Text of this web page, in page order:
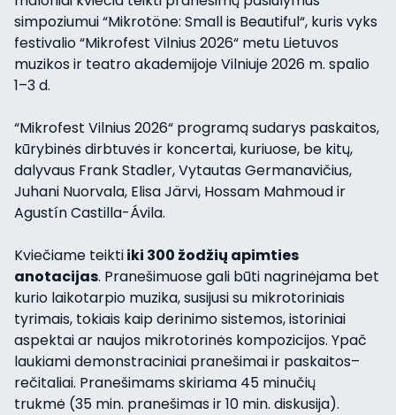
simpoziumui “Mikrotöne: Small is Beautiful“, kuris vyks
festivalio “Mikrofest Vilnius 2026“ metu Lietuvos
muzikos ir teatro akademijoje Vilniuje 2026 m. spalio
1–3 d.
“Mikrofest Vilnius 2026“ programą sudarys paskaitos,
kūrybinės dirbtuvės ir koncertai, kuriuose, be kitų,
dalyvaus Frank Stadler, Vytautas Germanavičius,
Juhani Nuorvala, Elisa Järvi, Hossam Mahmoud ir
Agustín Castilla-Ávila.
Kviečiame teiktiiki 300 žodžių apimties
anotacijas. Pranešimuose gali būti nagrinėjama bet
kurio laikotarpio muzika, susijusi su mikrotoriniais
tyrimais, tokiais kaip derinimo sistemos, istoriniai
aspektai ar naujos mikrotorinės kompozicijos. Ypač
laukiami demonstraciniai pranešimai ir paskaitos–
rečitaliai. Pranešimams skiriama 45 minučių
trukmė (35 min. pranešimas ir 10 min. diskusija).